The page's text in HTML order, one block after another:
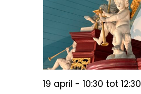
19 april - 10:30 tot 12:30